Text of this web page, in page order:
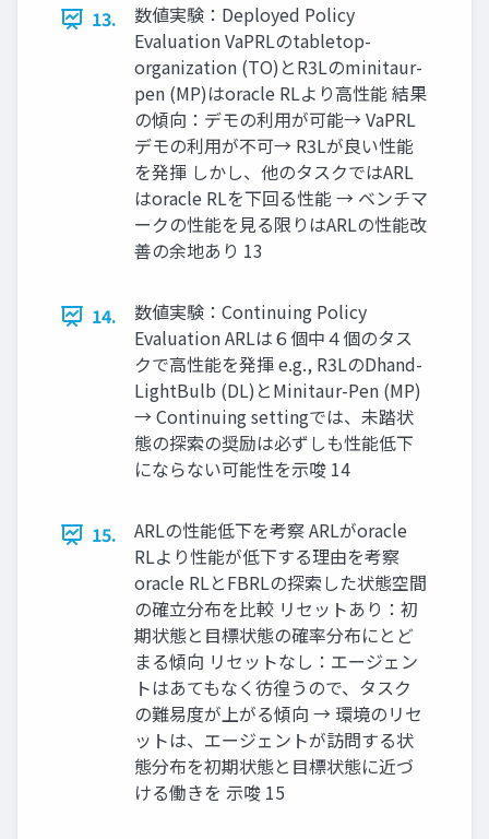
13.
数値実験：Deployed Policy
Evaluation VaPRLのtabletop-
organization (TO)とR3Lのminitaur-
pen (MP)はoracle RLより高性能 結果
の傾向：デモの利用が可能→ VaPRL
デモの利用が不可→ R3Lが良い性能
を発揮 しかし、他のタスクではARL
はoracle RLを下回る性能 → ベンチマ
ークの性能を見る限りはARLの性能改
善の余地あり 13
14.
数値実験：Continuing Policy
Evaluation ARLは６個中４個のタス
クで高性能を発揮 e.g., R3LのDhand-
LightBulb (DL)とMinitaur-Pen (MP)
→ Continuing settingでは、未踏状
態の探索の奨励は必ずしも性能低下
にならない可能性を示唆 14
15.
ARLの性能低下を考察 ARLがoracle
RLより性能が低下する理由を考察
oracle RLとFBRLの探索した状態空間
の確立分布を比較 リセットあり：初
期状態と目標状態の確率分布にとど
まる傾向 リセットなし：エージェン
トはあてもなく彷徨うので、タスク
の難易度が上がる傾向 → 環境のリセ
ットは、エージェントが訪問する状
態分布を初期状態と目標状態に近づ
ける働きを 示唆 15